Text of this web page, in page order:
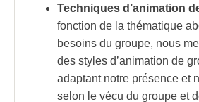
Techniques d’animation
fonction de la thématique
besoins du groupe, nous
des styles d’animation de
adaptant notre présence et
selon le vécu du groupe et